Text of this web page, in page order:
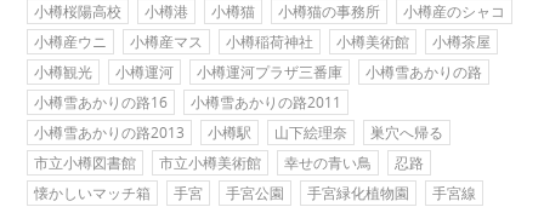
小樽桜陽高校
小樽港 小樽猫 小樽猫の事務所
小樽産のシャコ
小樽産ウニ
小樽産マス 小樽稲荷神社 小樽美術館
小樽茶屋
小樽観光
小樽運河 小樽運河プラザ三番庫
小樽雪あかりの路
小樽雪あかりの路16
小樽雪あかりの路2011
小樽雪あかりの路2013
小樽駅 山下絵理奈
巣穴へ帰る
市立小樽図書館
市立小樽美術館 幸せの青い鳥
忍路
懐かしいマッチ箱
手宮 手宮公園 手宮緑化植物園
手宮線